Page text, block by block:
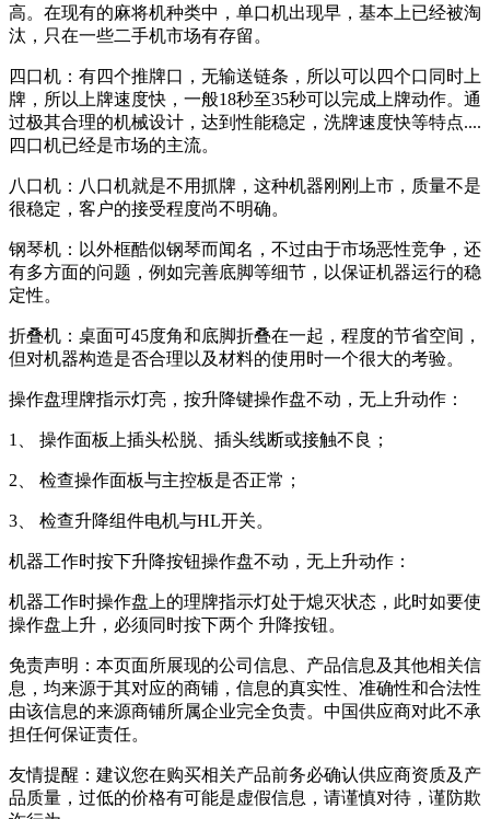
高。在现有的麻将机种类中，单口机出现早，基本上已经被淘
汰，只在一些二手机市场有存留。
四口机：有四个推牌口，无输送链条，所以可以四个口同时上
牌，所以上牌速度快，一般18秒至35秒可以完成上牌动作。通
过极其合理的机械设计，达到性能稳定，洗牌速度快等特点....
四口机已经是市场的主流。
八口机：八口机就是不用抓牌，这种机器刚刚上市，质量不是
很稳定，客户的接受程度尚不明确。
钢琴机：以外框酷似钢琴而闻名，不过由于市场恶性竞争，还
有多方面的问题，例如完善底脚等细节，以保证机器运行的稳
定性。
折叠机：桌面可45度角和底脚折叠在一起，程度的节省空间，
但对机器构造是否合理以及材料的使用时一个很大的考验。
操作盘理牌指示灯亮，按升降键操作盘不动，无上升动作：
1、 操作面板上插头松脱、插头线断或接触不良；
2、 检查操作面板与主控板是否正常；
3、 检查升降组件电机与HL开关。
机器工作时按下升降按钮操作盘不动，无上升动作：
机器工作时操作盘上的理牌指示灯处于熄灭状态，此时如要使
操作盘上升，必须同时按下两个 升降按钮。
免责声明： 本页面所展现的公司信息、产品信息及其他相关信
息，均来源于其对应的商铺，信息的真实性、准确性和合法性
由该信息的来源商铺所属企业完全负责。中国供应商对此不承
担任何保证责任。
友情提醒： 建议您在购买相关产品前务必确认供应商资质及产
品质量，过低的价格有可能是虚假信息，请谨慎对待，谨防欺